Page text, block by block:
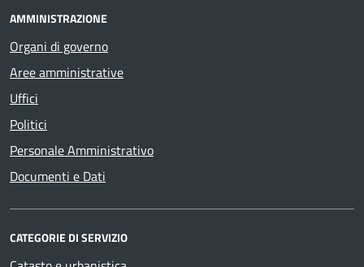
AMMINISTRAZIONE
Organi di governo
Aree amministrative
Uffici
Politici
Personale Amministrativo
Documenti e Dati
CATEGORIE DI SERVIZIO